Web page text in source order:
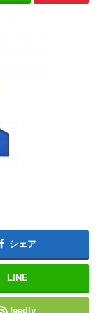
シェア
LINE
feedly